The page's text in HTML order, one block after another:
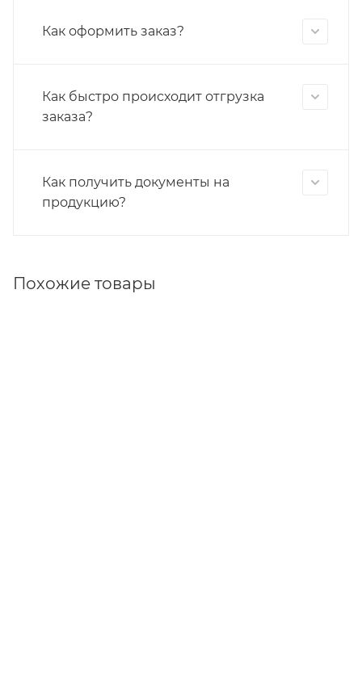
Как оформить заказ?
Как быстро происходит отгрузка
заказа?
Как получить документы на
продукцию?
Похожие товары